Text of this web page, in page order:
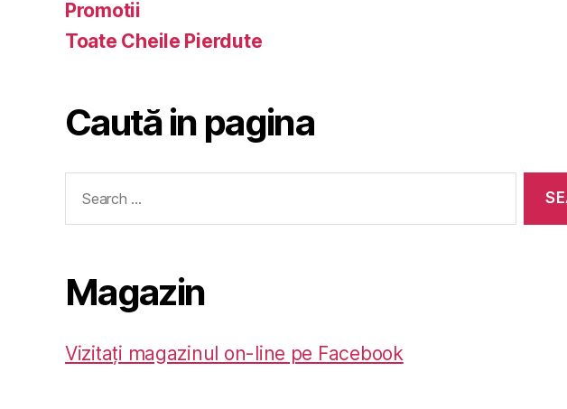
Promotii
Toate Cheile Pierdute
Caută in pagina
for:
Magazin
Vizitați magazinul on-line pe Facebook